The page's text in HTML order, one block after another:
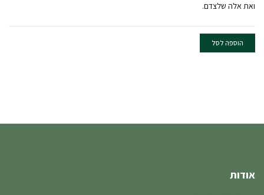
ואת אלה שלצדם.
הוספה לסל
אודות